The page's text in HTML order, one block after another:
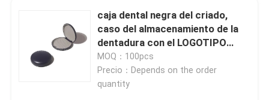
caja dental negra del criado,
caso del almacenamiento de la
dentadura con el LOGOTIPO
modificado para requisitos
particulares
MOQ：100pcs
Precio：Depends on the order
quantity